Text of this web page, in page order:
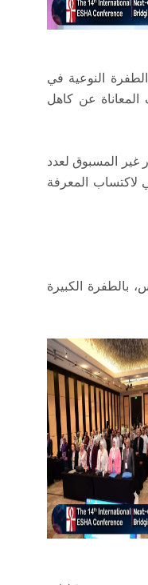
النوعية في
عن كاهل
غير المسبوق لعدد
لاكتساب المعرفة
بالطفرة الكبيرة